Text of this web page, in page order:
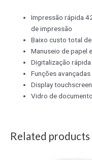
Impressão rápida
de impressão
Baixo custo total
Manuseio de papel
Digitalização
Funções
Display
Vidro de
Related products